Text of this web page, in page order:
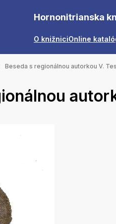
Hornonitrianska
O knižniciOnline
Beseda s regionálnou autorkou V.